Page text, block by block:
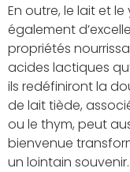
En outre, le lait et
également
propriétés
acides lactiques
ils redéfiniront la
de lait tiède,
ou le thym, peut
bienvenue
un lointain souvenir.